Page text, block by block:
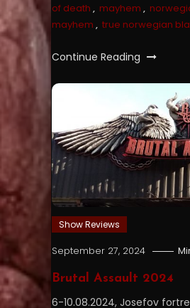
of death , mayhem ,
mayhem , true norwegian
Continue Reading
Show Reviews
September 27, 2024
Brutal Assault 2024
6-10.08.2024, Josefov